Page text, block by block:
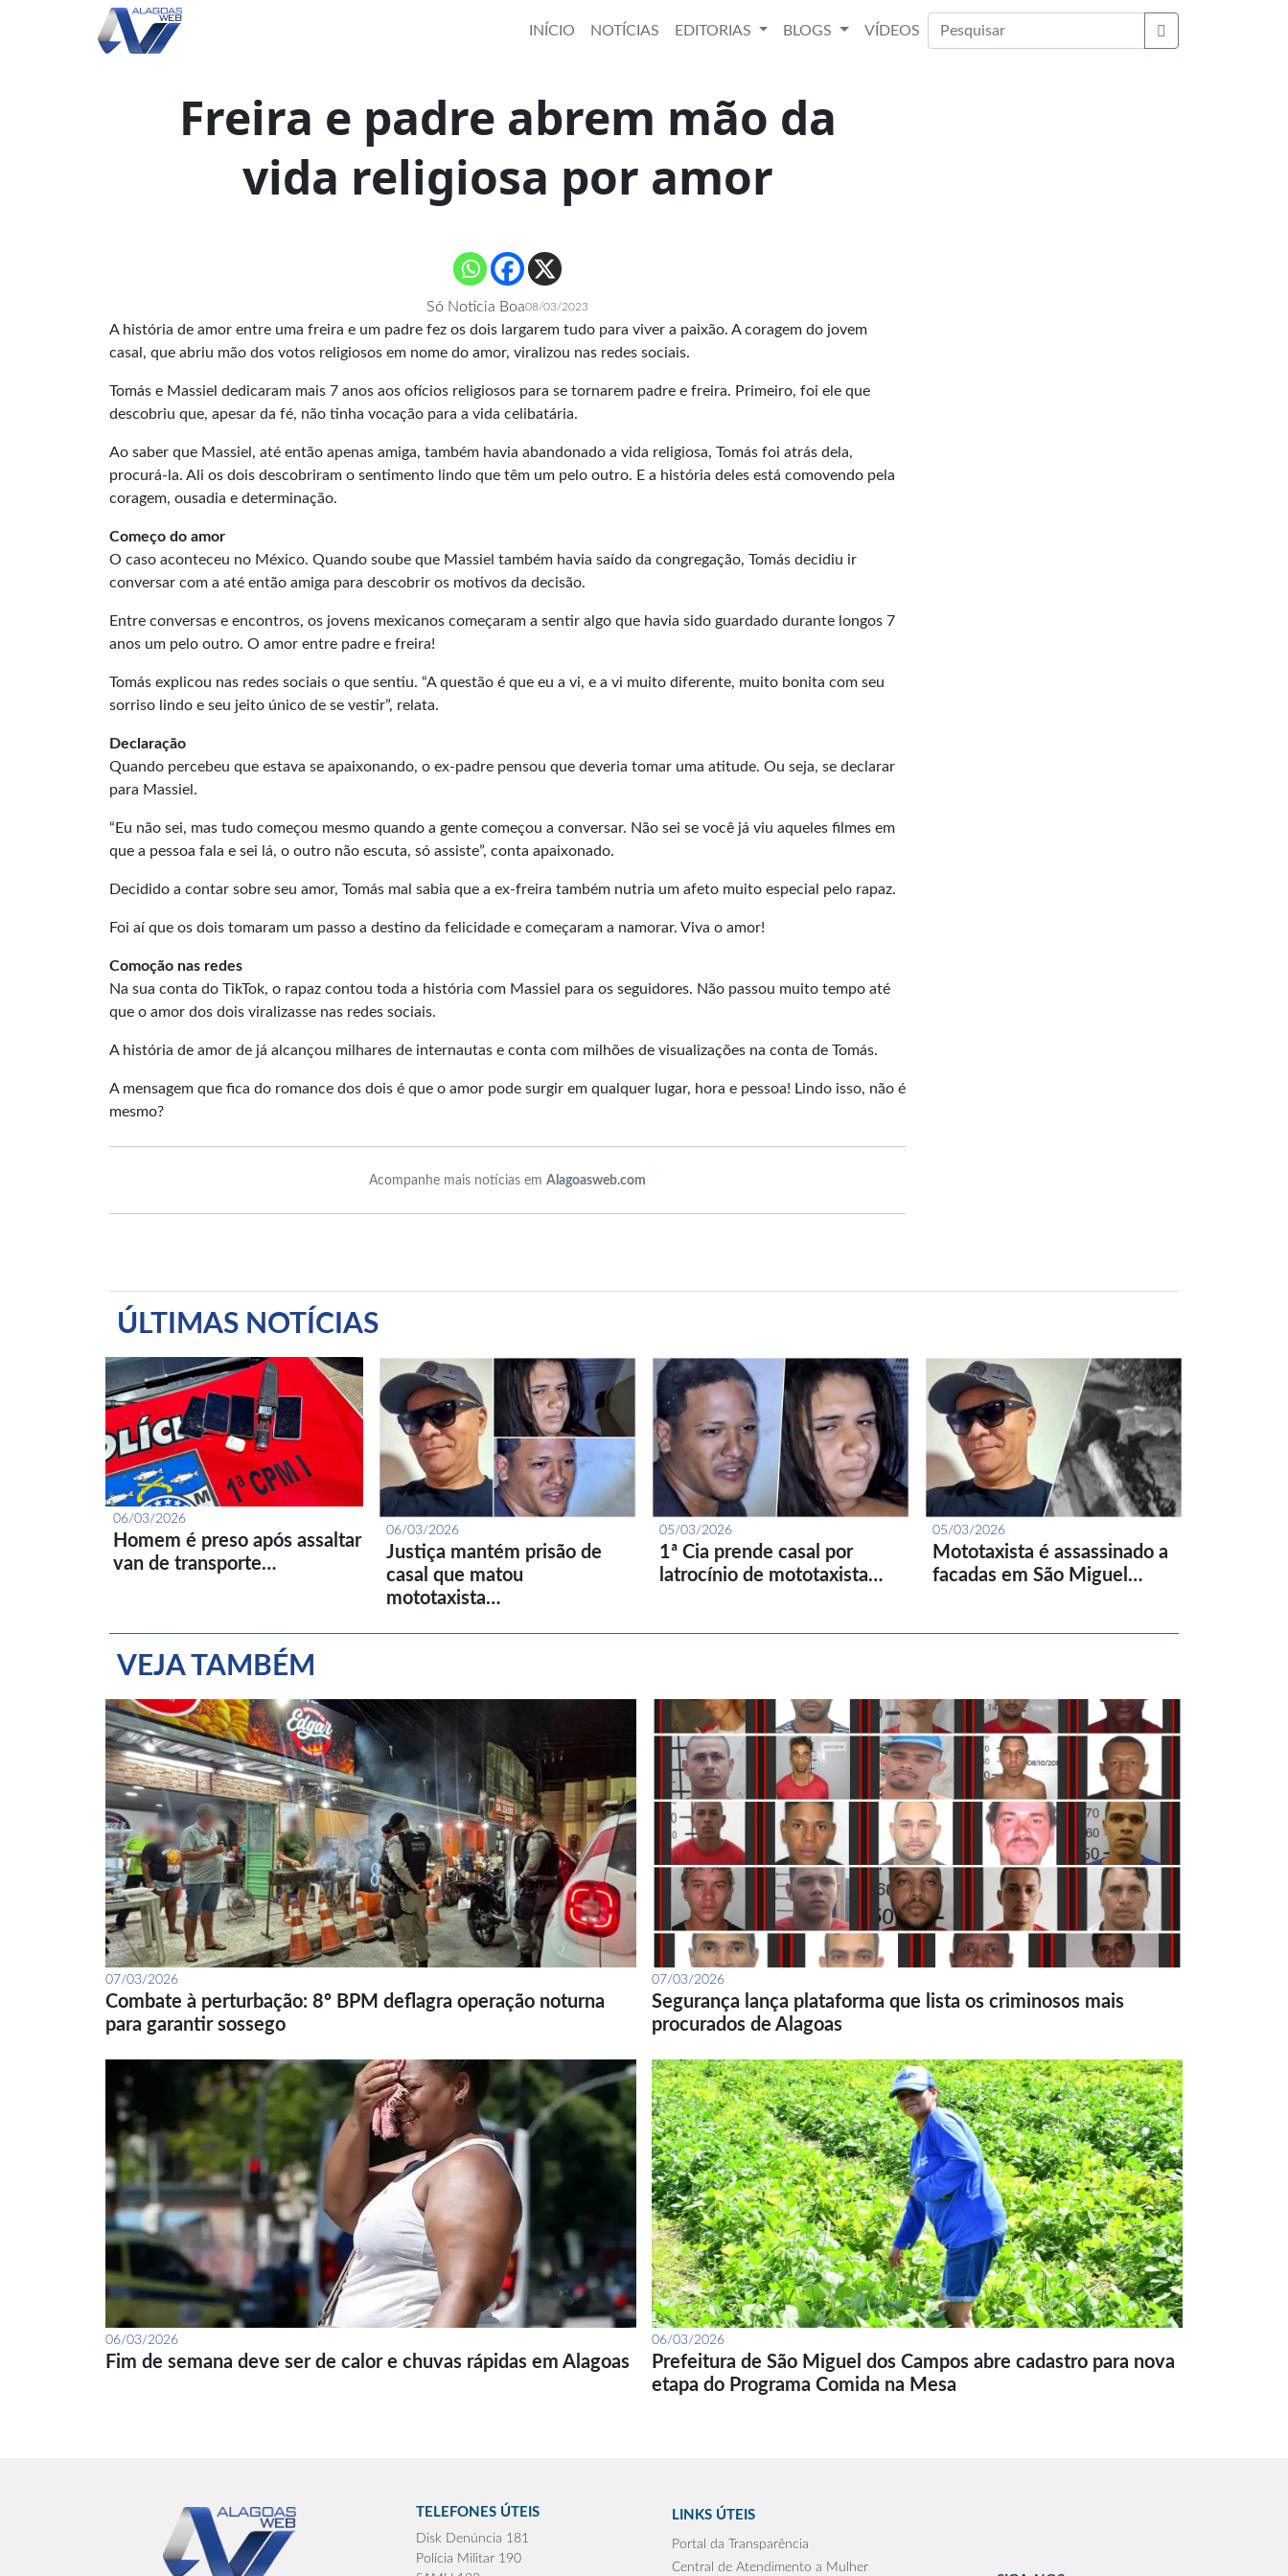
INÍCIO NOTÍCIAS EDITORIAS BLOGS
VÍDEOS
Buscar
Freira e padre abrem mão da
vida religiosa por amor
Só Noticia Boa08/03/2023
A história de amor entre uma freira e um padre fez os dois largarem tudo para viver a paixão. A coragem do jovem
casal, que abriu mão dos votos religiosos em nome do amor, viralizou nas redes sociais.
Tomás e Massiel dedicaram mais 7 anos aos ofícios religiosos para se tornarem padre e freira. Primeiro, foi ele que
descobriu que, apesar da fé, não tinha vocação para a vida celibatária.
Ao saber que Massiel, até então apenas amiga, também havia abandonado a vida religiosa, Tomás foi atrás dela,
procurá-la. Ali os dois descobriram o sentimento lindo que têm um pelo outro. E a história deles está comovendo pela
coragem, ousadia e determinação.
Começo do amor
O caso aconteceu no México. Quando soube que Massiel também havia saído da congregação, Tomás decidiu ir
conversar com a até então amiga para descobrir os motivos da decisão.
Entre conversas e encontros, os jovens mexicanos começaram a sentir algo que havia sido guardado durante longos 7
anos um pelo outro. O amor entre padre e freira!
Tomás explicou nas redes sociais o que sentiu. “A questão é que eu a vi, e a vi muito diferente, muito bonita com seu
sorriso lindo e seu jeito único de se vestir”, relata.
Declaração
Quando percebeu que estava se apaixonando, o ex-padre pensou que deveria tomar uma atitude. Ou seja, se declarar
para Massiel.
“Eu não sei, mas tudo começou mesmo quando a gente começou a conversar. Não sei se você já viu aqueles filmes em
que a pessoa fala e sei lá, o outro não escuta, só assiste”, conta apaixonado.
Decidido a contar sobre seu amor, Tomás mal sabia que a ex-freira também nutria um afeto muito especial pelo rapaz.
Foi aí que os dois tomaram um passo a destino da felicidade e começaram a namorar. Viva o amor!
Comoção nas redes
Na sua conta do TikTok, o rapaz contou toda a história com Massiel para os seguidores. Não passou muito tempo até
que o amor dos dois viralizasse nas redes sociais.
A história de amor de já alcançou milhares de internautas e conta com milhões de visualizações na conta de Tomás.
A mensagem que fica do romance dos dois é que o amor pode surgir em qualquer lugar, hora e pessoa! Lindo isso, não é
mesmo?
Acompanhe mais notícias em Alagoasweb.com
ÚLTIMAS NOTÍCIAS
06/03/2026
Homem é preso após assaltar
van de transporte…
06/03/2026
Justiça mantém prisão de
casal que matou
mototaxista…
05/03/2026
1ª Cia prende casal por
latrocínio de mototaxista…
05/03/2026
Mototaxista é assassinado a
facadas em São Miguel…
VEJA TAMBÉM
07/03/2026
Combate à perturbação: 8º BPM deflagra operação noturna
para garantir sossego
07/03/2026
Segurança lança plataforma que lista os criminosos mais
procurados de Alagoas
06/03/2026
Fim de semana deve ser de calor e chuvas rápidas em Alagoas
06/03/2026
Prefeitura de São Miguel dos Campos abre cadastro para nova
etapa do Programa Comida na Mesa
TELEFONES ÚTEIS
Disk Denúncia 181
Polícia Militar 190
LINKS ÚTEIS
Portal da Transparência
Central de Atendimento a Mulher